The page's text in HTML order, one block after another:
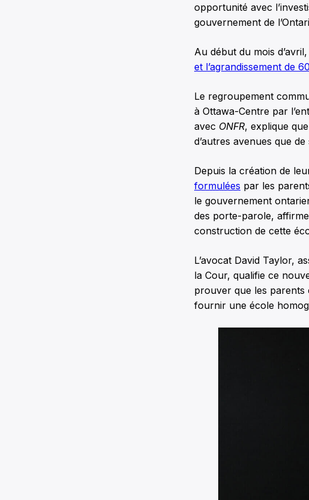
opportunité avec
gouvernement de
Au début du mois
et l’agrandissement de
Le regroupement
à Ottawa-Centre par
avec ONFR, explique
d’autres avenues que
Depuis la création de
formulées par les
le gouvernement
des porte-parole,
construction de cette
L’avocat David Taylor,
la Cour, qualifie ce
prouver que les parents
fournir une école